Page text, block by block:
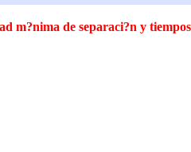
m?nima de separaci?n y